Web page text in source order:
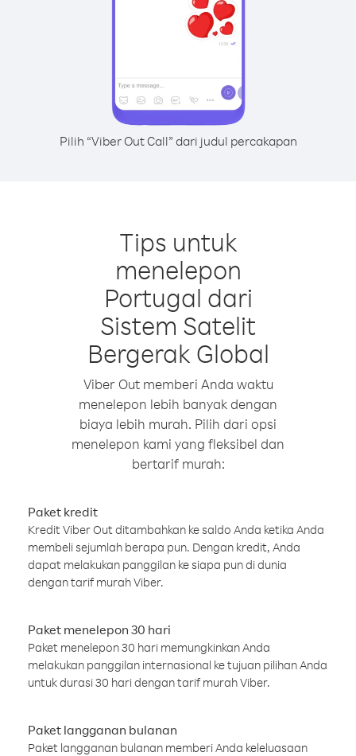
Pilih “Viber Out Call” dari judul percakapan
Tips untuk
menelepon
Portugal dari
Sistem Satelit
Bergerak Global
Viber Out memberi Anda waktu
menelepon lebih banyak dengan
biaya lebih murah. Pilih dari opsi
menelepon kami yang fleksibel dan
bertarif murah:
Paket kredit
Kredit Viber Out ditambahkan ke saldo Anda ketika Anda
membeli sejumlah berapa pun. Dengan kredit, Anda
dapat melakukan panggilan ke siapa pun di dunia
dengan tarif murah Viber.
Paket menelepon 30 hari
Paket menelepon 30 hari memungkinkan Anda
melakukan panggilan internasional ke tujuan pilihan Anda
untuk durasi 30 hari dengan tarif murah Viber.
Paket langganan bulanan
Paket langganan bulanan memberi Anda keleluasaan